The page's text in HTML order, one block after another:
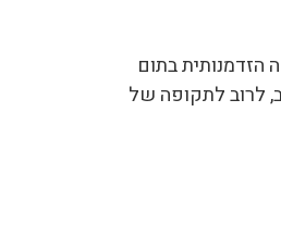
בתום
לרוב לתקופה של